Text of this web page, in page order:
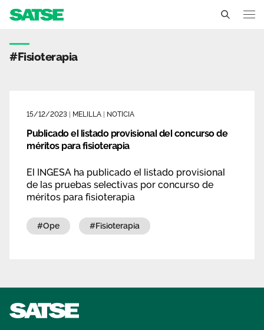
Delegados Sindicales
Transparencia
Ámbitos de negociación
Qué ofrecemos
Servicios
Ventajas
Actualidad
Temas
Noticias
Publicaciones
Melilla
Contáctanos
Etiqueta - Melilla
#fisioterapia
15/12/2023 MELILLA NOTICIA
Publicado el listado provisional del concurso de
méritos para fisioterapia
El INGESA ha publicado el listado provisional
de las pruebas selectivas por concurso de
méritos para fisioterapia
#ope #fisioterapia